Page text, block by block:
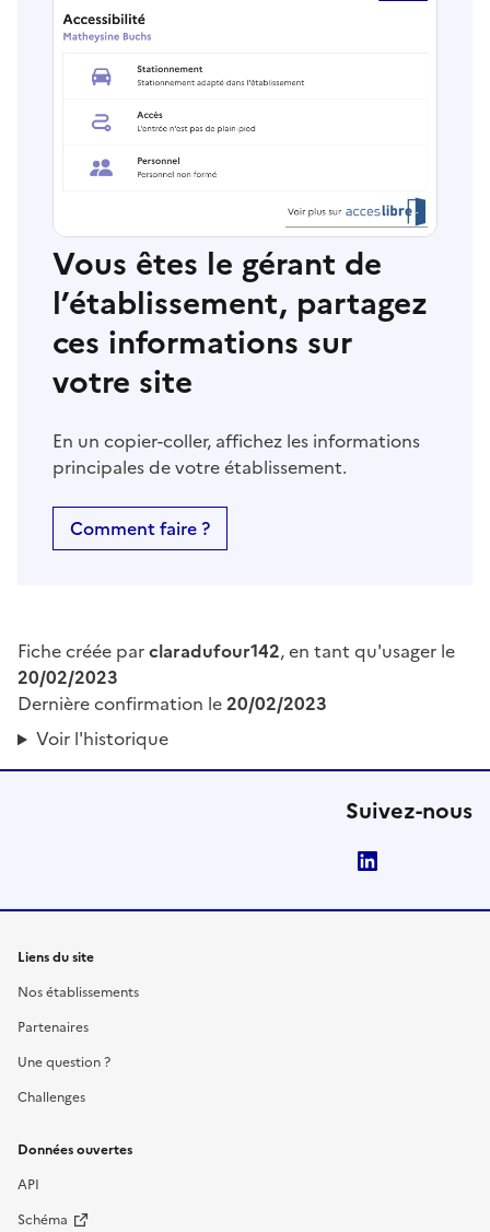
Vous êtes le gérant de
l’établissement, partagez
ces informations sur
votre site
En un copier-coller, affichez les informations
principales de votre établissement.
Comment faire ?
Fiche créée parclaradufour142, en tant qu'usager le
20/02/2023
Dernière confirmation le20/02/2023
Voir l'historique
Suivez-nous
Liens du site
Nos établissements
Partenaires
Une question ?
Challenges
Données ouvertes
API
Schéma